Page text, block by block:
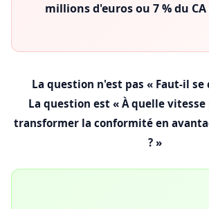
millions d'euros ou 7 % du
La question n'est pas « Faut-il se
La question est « À quelle vitesse
transformer la conformité en
? »